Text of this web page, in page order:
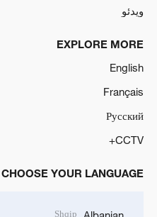
ویدئو
EXPLORE MORE
English
Français
Русский
CCTV+
CHOOSE YOUR LANGUAGE
Shqip